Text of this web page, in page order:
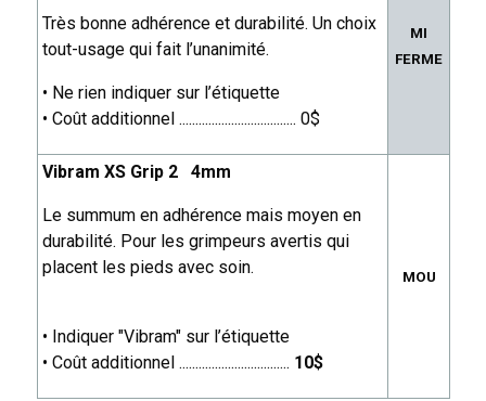
Très bonne adhérence et durabilité. Un choix
tout-usage qui fait l’unanimité.
• Ne rien indiquer sur l’étiquette
• Coût additionnel .................................... 0$
MI
FERME
Vibram XS Grip 2 4mm
Le summum en adhérence mais moyen en
durabilité. Pour les grimpeurs avertis qui
placent les pieds avec soin.
• Indiquer "Vibram" sur l’étiquette
• Coût additionnel .................................. 10$
MOU